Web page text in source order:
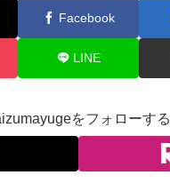
Facebook
LINE
をフォローする